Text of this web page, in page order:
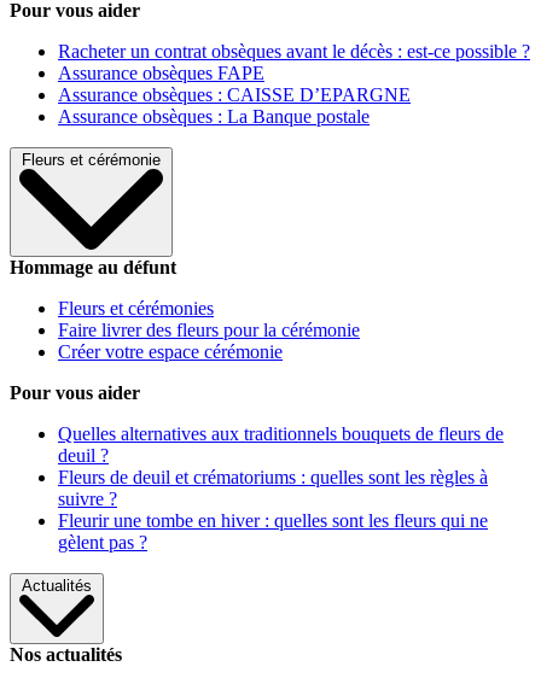
Pour vous aider
Racheter un contrat obsèques avant le décès : est-ce possible ?
Assurance obsèques FAPE
Assurance obsèques : CAISSE D’EPARGNE
Assurance obsèques : La Banque postale
Fleurs et cérémonie
Hommage au défunt
Fleurs et cérémonies
Faire livrer des fleurs pour la cérémonie
Créer votre espace cérémonie
Pour vous aider
Quelles alternatives aux traditionnels bouquets de fleurs de
deuil ?
Fleurs de deuil et crématoriums : quelles sont les règles à
suivre ?
Fleurir une tombe en hiver : quelles sont les fleurs qui ne
gèlent pas ?
Actualités
Nos actualités